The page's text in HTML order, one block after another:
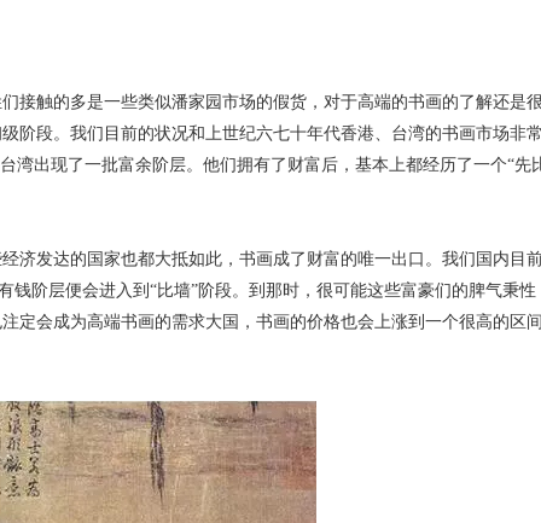
触的多是一些类似潘家园市场的假货，对于高端的书画的了解还是很
阶段。我们目前的状况和上世纪六七十年代香港、台湾的书画市场非常
湾出现了一批富余阶层。他们拥有了财富后，基本上都经历了一个“先
发达的国家也都大抵如此，书画成了财富的唯一出口。我们国内目
钱阶层便会进入到“比墙”阶段。到那时，很可能这些富豪们的脾气秉性
定会成为高端书画的需求大国，书画的价格也会上涨到一个很高的区间